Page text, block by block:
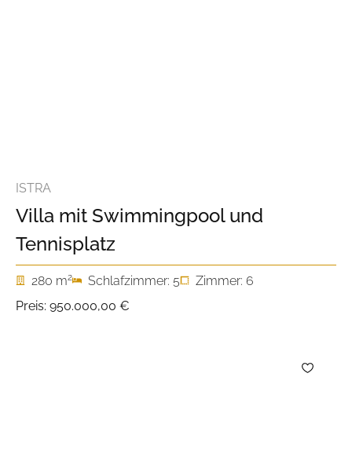
ISTRA
Villa mit Swimmingpool und
Tennisplatz
280 m2 Schlafzimmer: 5
Zimmer: 6
Preis: 950.000,00 €